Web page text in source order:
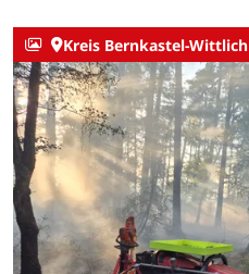
Kreis Bernkastel-Wittlich